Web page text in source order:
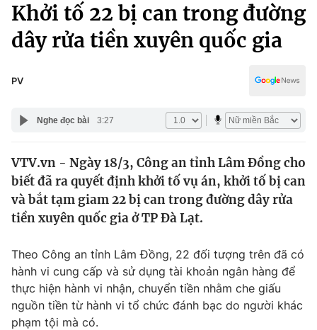
Chuyên mục
Chính trị
Y tế
Thế giới
Thế giới đó đây
Câu chuyện quốc tế
Kinh tế
Tài chính
Thị trường
Dữ liệu và đời sống
Pháp luật
Thể thao
Đời sống
Giáo dục
Khởi tố 22 bị can trong đường
dây rửa tiền xuyên quốc gia
PV
Nghe đọc bài 3:27
VTV.vn - Ngày 18/3, Công an tỉnh Lâm Đồng cho
biết đã ra quyết định khởi tố vụ án, khởi tố bị can
và bắt tạm giam 22 bị can trong đường dây rửa
tiền xuyên quốc gia ở TP Đà Lạt.
Theo Công an tỉnh Lâm Đồng, 22 đối tượng trên đã có
hành vi cung cấp và sử dụng tài khoản ngân hàng để
thực hiện hành vi nhận, chuyển tiền nhằm che giấu
nguồn tiền từ hành vi tổ chức đánh bạc do người khác
phạm tội mà có.